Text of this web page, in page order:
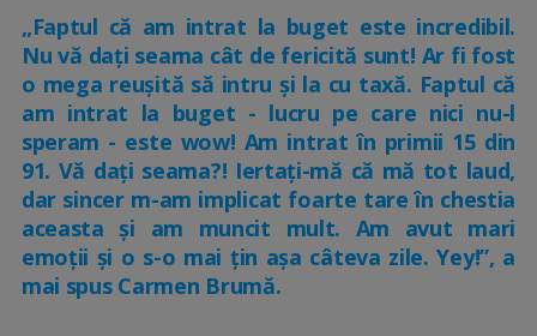
„Faptul că am intrat la buget este incredibil.
Nu vă dați seama cât de fericită sunt! Ar fi fost
o mega reușită să intru și la cu taxă. Faptul că
am intrat la buget - lucru pe care nici nu-l
speram - este wow! Am intrat în primii 15 din
91. Vă dați seama?! Iertați-mă că mă tot laud,
dar sincer m-am implicat foarte tare în chestia
aceasta și am muncit mult. Am avut mari
emoții și o s-o mai țin așa câteva zile. Yey!”, a
mai spus Carmen Brumă.